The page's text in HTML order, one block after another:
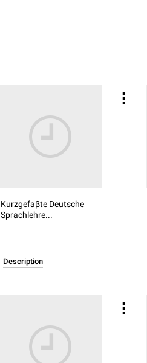
Kurzgefaβte Deutsche
Sprachlehre...
Description